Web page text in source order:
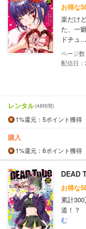
お得な
楽だけ
た、一
ドチュ...
配信日
レンタル(48時間)
1%還元 ：5ポイント獲得
購入
1%還元 ：6ポイント獲得
DEAD
お得な
累計
道！？
む